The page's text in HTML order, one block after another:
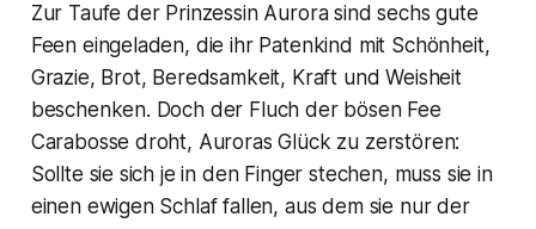
Zur Taufe der Prinzessin Aurora sind sechs gute
Feen eingeladen, die ihr Patenkind mit Schönheit,
Grazie, Brot, Beredsamkeit, Kraft und Weisheit
beschenken. Doch der Fluch der bösen Fee
Carabosse droht, Auroras Glück zu zerstören:
Sollte sie sich je in den Finger stechen, muss sie in
einen ewigen Schlaf fallen, aus dem sie nur der